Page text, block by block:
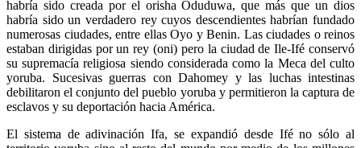
habría sido creada por el orisha Oduduwa, que más que un dios
habría sido un verdadero rey cuyos descendientes habrían fundado
numerosas ciudades, entre ellas Oyo y Benin. Las ciudades o reinos
estaban dirigidas por un rey (oni) pero la ciudad de Ile-Ifé conservó
su supremacía religiosa siendo considerada como la Meca del culto
yoruba. Sucesivas guerras con Dahomey y las luchas intestinas
debilitaron el conjunto del pueblo yoruba y permitieron la captura de
esclavos y su deportación hacia América.
El sistema de adivinación Ifa, se expandió desde Ifé no sólo al